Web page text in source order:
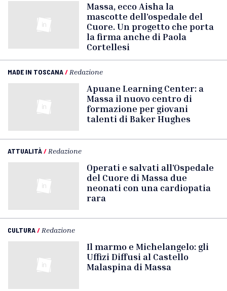
Massa, ecco Aisha la
mascotte dell’ospedale del
Cuore. Un progetto che porta
la firma anche di Paola
Cortellesi
MADE IN TOSCANA/ Redazione
Apuane Learning Center: a
Massa il nuovo centro di
formazione per giovani
talenti di Baker Hughes
ATTUALITÀ/ Redazione
Operati e salvati all’Ospedale
del Cuore di Massa due
neonati con una cardiopatia
rara
CULTURA/ Redazione
Il marmo e Michelangelo: gli
Uffizi Diffusi al Castello
Malaspina di Massa